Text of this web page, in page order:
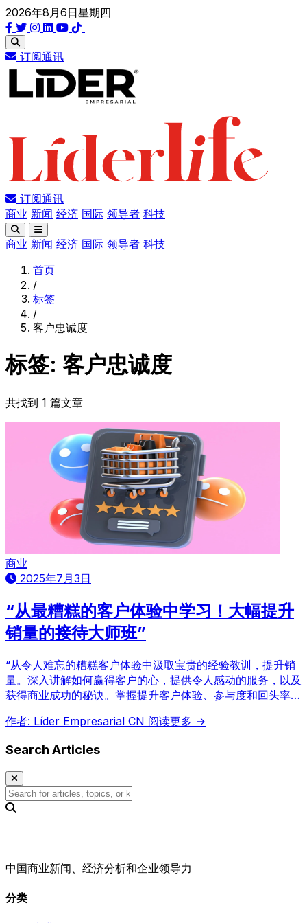
2026年8月6日星期四
订阅通讯
订阅通讯
商业 新闻 经济 国际 领导者 科技
商业 新闻 经济 国际 领导者 科技
首页
/
标签
/
客户忠诚度
标签: 客户忠诚度
共找到 1 篇文章
商业
2025年7月3日
“从最糟糕的客户体验中学习！大幅提升
销量的接待大师班”
“从令人难忘的糟糕客户体验中汲取宝贵的经验教训，提升销
量。深入讲解如何赢得客户的心，提供令人感动的服务，以及
获得商业成功的秘诀。掌握提升客户体验、参与度和回头率的
作者: Líder Empresarial CN 阅读更多 →
Search Articles
中国商业新闻、经济分析和企业领导力
分类